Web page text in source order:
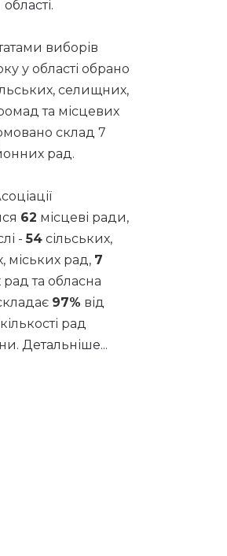
області.
виборів
у області обрано
селищних,
та місцевих
склад 7
рад.
62 місцеві ради,
-54 сільських,
міських рад, 7
та обласна
97% від
рад
Детальніше...